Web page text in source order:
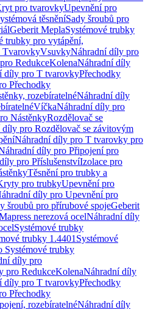
pro tvarovkyUpevnění pro
těsněníSady šroubů pro
Geberit MeplaSystémové trubky
trubky pro vytápění,
TvarovkyVsuvkyNáhradní díly pro
RedukceKolenaNáhradní díly
díly pro T tvarovkyPřechodky
Přechodky
rozebíratelnéNáhradní díly
VíčkaNáhradní díly pro
NástěnkyRozdělovač se
díly pro Rozdělovač se závitovým
Náhradní díly pro T tvarovky pro
díly pro Připojení pro
pro PříslušenstvíIzolace pro
Těsnění pro trubky a
pro trubkyUpevnění pro
díly pro Upevnění pro
šroubů pro přírubové spojeGeberit
nerezová ocelNáhradní díly
Systémové trubky
trubky 1.4401 Systémové
Systémové trubky
díly pro
pro RedukceKolenaNáhradní díly
díly pro T tvarovkyPřechodky
Přechodky
rozebíratelnéNáhradní díly